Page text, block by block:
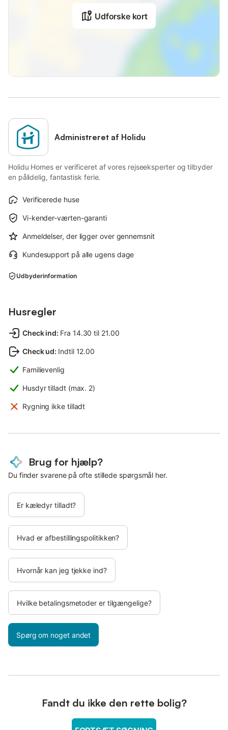
Udforske kort
Administreret af Holidu
Holidu Homes er verificeret af vores rejseeksperter og tilbyder
en pålidelig, fantastisk ferie.
Verificerede huse
Vi-kender-værten-garanti
Anmeldelser, der ligger over gennemsnit
Kundesupport på alle ugens dage
Udbyderinformation
Husregler
Check ind: Fra 14.30 til 21.00
Check ud: Indtil 12.00
Familievenlig
Husdyr tilladt (max. 2)
Rygning ikke tilladt
Brug for hjælp?
Du finder svarene på ofte stillede spørgsmål her.
Er kæledyr tilladt?
Hvad er afbestillingspolitikken?
Hvornår kan jeg tjekke ind?
Hvilke betalingsmetoder er tilgængelige?
Spørg om noget andet
Fandt du ikke den rette bolig?